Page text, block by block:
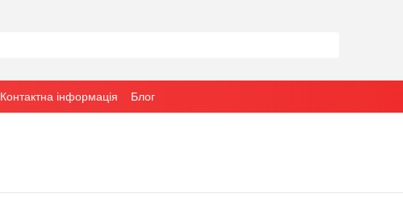
Контактна інформація Блог